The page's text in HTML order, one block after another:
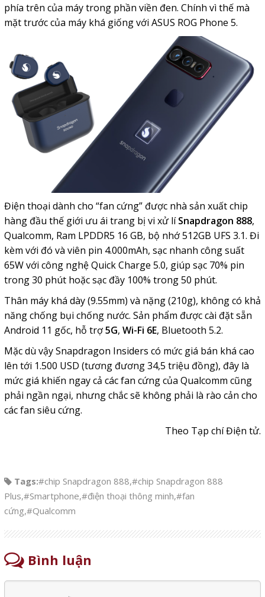
phía trên của máy trong phần viền đen. Chính vì thế mà
mặt trước của máy khá giống với ASUS ROG Phone 5.
Điện thoại dành cho “fan cứng” được nhà sản xuất chip
hàng đầu thế giới ưu ái trang bị vi xử líSnapdragon 888,
Qualcomm, Ram LPDDR5 16 GB, bộ nhớ 512GB UFS 3.1. Đi
kèm với đó và viên pin 4.000mAh, sạc nhanh công suất
65W với công nghệ Quick Charge 5.0, giúp sạc 70% pin
trong 30 phút hoặc sạc đầy 100% trong 50 phút.
Thân máy khá dày (9.55mm) và nặng (210g), không có khả
năng chống bụi chống nước. Sản phẩm được cài đặt sẵn
Android 11 gốc, hỗ trợ5G, Wi-Fi 6E, Bluetooth 5.2.
Mặc dù vậy Snapdragon Insiders có mức giá bán khá cao
lên tới 1.500 USD (tương đương 34,5 triệu đồng), đây là
mức giá khiến ngay cả các fan cứng của Qualcomm cũng
phải ngần ngại, nhưng chắc sẽ không phải là rào cản cho
các fan siêu cứng.
Theo Tạp chí Điện tử.
Tags:#chip Snapdragon 888,#chip Snapdragon 888
Plus,#Smartphone,#điện thoại thông minh,#fan
cứng,#Qualcomm
Bình luận